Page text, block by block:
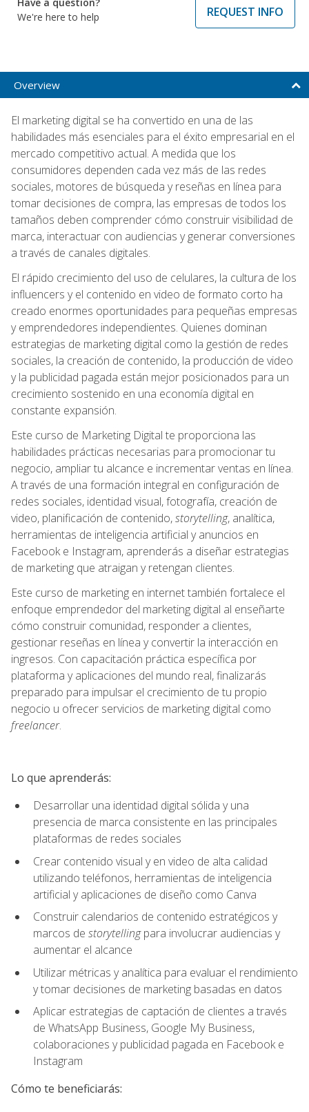
We're here to help
REQUEST INFO
Overview
El marketing digital se ha convertido en una de las
habilidades más esenciales para el éxito empresarial en el
mercado competitivo actual. A medida que los
consumidores dependen cada vez más de las redes
sociales, motores de búsqueda y reseñas en línea para
tomar decisiones de compra, las empresas de todos los
tamaños deben comprender cómo construir visibilidad de
marca, interactuar con audiencias y generar conversiones
a través de canales digitales.
El rápido crecimiento del uso de celulares, la cultura de los
influencers y el contenido en video de formato corto ha
creado enormes oportunidades para pequeñas empresas
y emprendedores independientes. Quienes dominan
estrategias de marketing digital como la gestión de redes
sociales, la creación de contenido, la producción de video
y la publicidad pagada están mejor posicionados para un
crecimiento sostenido en una economía digital en
constante expansión.
Este curso de Marketing Digital te proporciona las
habilidades prácticas necesarias para promocionar tu
negocio, ampliar tu alcance e incrementar ventas en línea.
A través de una formación integral en configuración de
redes sociales, identidad visual, fotografía, creación de
video, planificación de contenido,storytelling, analítica,
herramientas de inteligencia artificial y anuncios en
Facebook e Instagram, aprenderás a diseñar estrategias
de marketing que atraigan y retengan clientes.
Este curso de marketing en internet también fortalece el
enfoque emprendedor del marketing digital al enseñarte
cómo construir comunidad, responder a clientes,
gestionar reseñas en línea y convertir la interacción en
ingresos. Con capacitación práctica específica por
plataforma y aplicaciones del mundo real, finalizarás
preparado para impulsar el crecimiento de tu propio
negocio u ofrecer servicios de marketing digital como
freelancer.
Lo que aprenderás:
Desarrollar una identidad digital sólida y una
presencia de marca consistente en las principales
plataformas de redes sociales
Crear contenido visual y en video de alta calidad
utilizando teléfonos, herramientas de inteligencia
artificial y aplicaciones de diseño como Canva
Construir calendarios de contenido estratégicos y
marcos de storytellingpara involucrar audiencias y
aumentar el alcance
Utilizar métricas y analítica para evaluar el rendimiento
y tomar decisiones de marketing basadas en datos
Aplicar estrategias de captación de clientes a través
de WhatsApp Business, Google My Business,
colaboraciones y publicidad pagada en Facebook e
Instagram
Cómo te beneficiarás: